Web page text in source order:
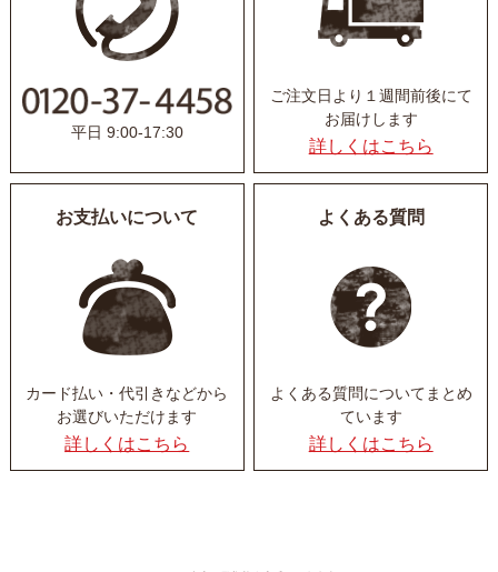
平日 9:00-17:30
ご注文日より１週間前後にて
お届けします
詳しくはこちら
お支払いについて
カード払い・代引きなどから
お選びいただけます
詳しくはこちら
よくある質問
よくある質問について まとめ
ています
詳しくはこちら